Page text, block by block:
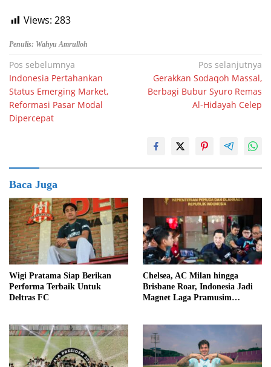
Views: 283
Penulis: Wahyu Amrulloh
Navigasi
pos
Pos sebelumnya
Indonesia Pertahankan
Status Emerging Market,
Reformasi Pasar Modal
Dipercepat
Pos selanjutnya
Gerakkan Sodaqoh Massal,
Berbagi Bubur Syuro Remas
Al-Hidayah Celep
Baca Juga
Wigi Pratama Siap Berikan
Performa Terbaik Untuk
Deltras FC
Chelsea, AC Milan hingga
Brisbane Roar, Indonesia Jadi
Magnet Laga Pramusim